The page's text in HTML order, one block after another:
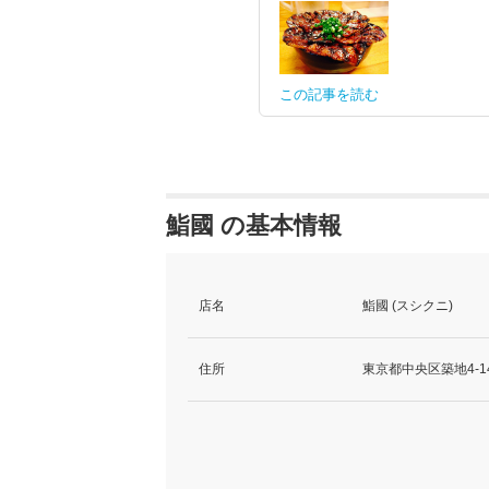
この記事を読む
鮨國 の基本情報
店名 鮨國 (スシクニ)
住所 東京都中央区築地4-